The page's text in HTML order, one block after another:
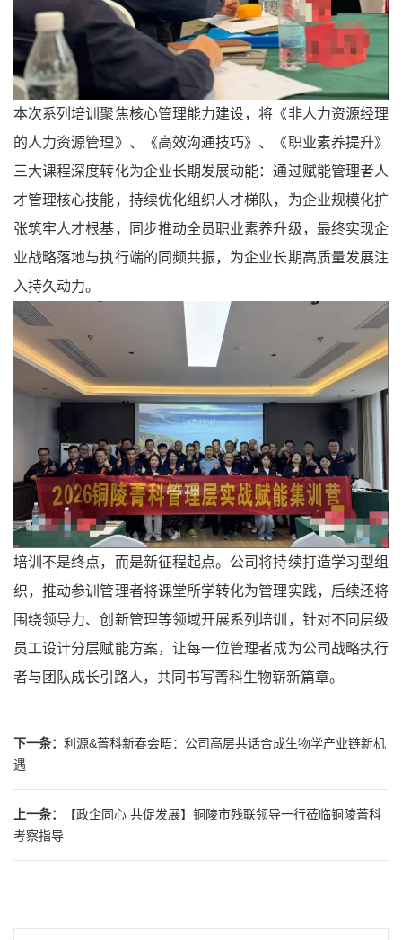
本次系列培训聚焦核心管理能力建设，将《非人力资源经理
的人力资源管理》、《高效沟通技巧》、《职业素养提升》
三大课程深度转化为企业长期发展动能：通过赋能管理者人
才管理核心技能，持续优化组织人才梯队，为企业规模化扩
张筑牢人才根基，同步推动全员职业素养升级，最终实现企
业战略落地与执行端的同频共振，为企业长期高质量发展注
入持久动力。
培训不是终点，而是新征程起点。公司将持续打造学习型组
织，推动参训管理者将课堂所学转化为管理实践，后续还将
围绕领导力、创新管理等领域开展系列培训，针对不同层级
员工设计分层赋能方案，让每一位管理者成为公司战略执行
者与团队成长引路人，共同书写菁科生物崭新篇章。
下一条： 利源&菁科新春会晤：公司高层共话合成生物学产业链新机
遇
上一条：
【政企同心 共促发展】铜陵市残联领导一行莅临铜陵菁科
考察指导